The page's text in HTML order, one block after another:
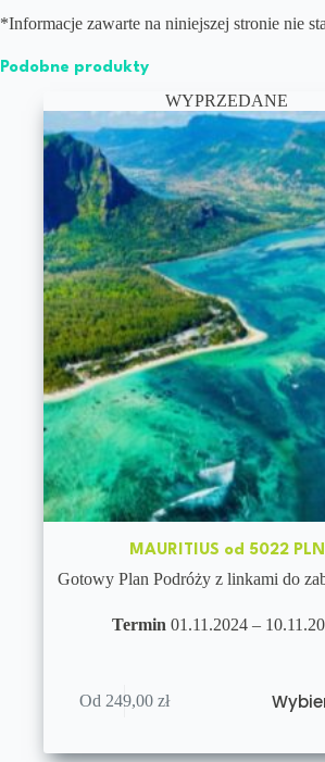
*Informacje zawarte na niniejszej stronie nie
Podobne produkty
WYPRZEDANE
MAURITIUS od 5022 PLN
Gotowy Plan Podróży z linkami do
Termin 01.11.2024 –
Od 249,00 zł